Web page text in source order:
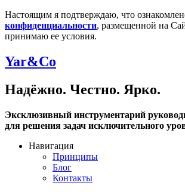
Настоящим я подтверждаю, что
конфиденциальности, размещенной на
принимаю ее условия.
Yar&Co
Надёжно. Честно. Ярко.
Эксклюзивный инструментарий
для решения задач исключительного
Навигация
Принципы
Блог
Контакты